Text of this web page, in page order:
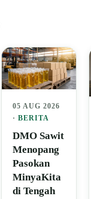
05 AUG 2026
·BERITA
DMO Sawit
Menopang
Pasokan
MinyaKita
di Tengah